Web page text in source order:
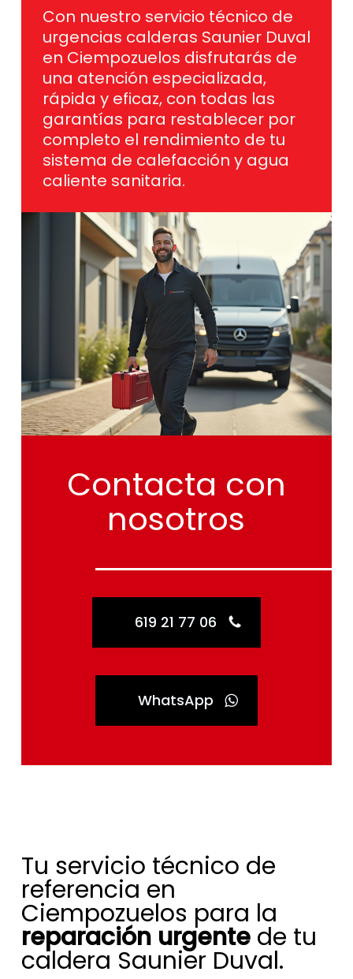
Con nuestro servicio técnico de
urgencias calderas Saunier Duval
en Ciempozuelos disfrutarás de
una atención especializada,
rápida y eficaz, con todas las
garantías para restablecer por
completo el rendimiento de tu
sistema de calefacción y agua
caliente sanitaria.
Contacta con
nosotros
619 21 77 06
WhatsApp
Tu servicio técnico de
referencia en
Ciempozuelos para la
reparación urgentede tu
caldera Saunier Duval.